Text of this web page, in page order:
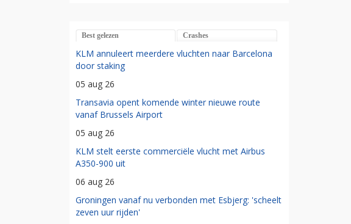
Best gelezen Crashes
KLM annuleert meerdere vluchten naar Barcelona
door staking
05 aug 26
Transavia opent komende winter nieuwe route
vanaf Brussels Airport
05 aug 26
KLM stelt eerste commerciële vlucht met Airbus
A350-900 uit
06 aug 26
Groningen vanaf nu verbonden met Esbjerg: 'scheelt
zeven uur rijden'